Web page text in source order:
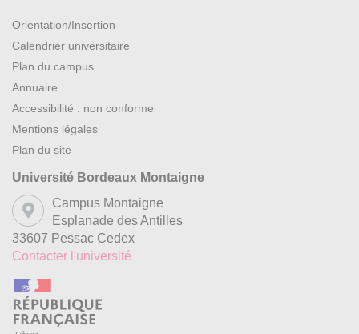
Orientation/Insertion
Calendrier universitaire
Plan du campus
Annuaire
Accessibilité : non conforme
Mentions légales
Plan du site
Université Bordeaux Montaigne
Campus Montaigne
Esplanade des Antilles
33607 Pessac Cedex
Contacter l'université